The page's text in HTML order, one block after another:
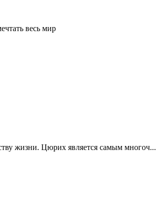
весь мир
жизни. Цюрих является самым многоч...